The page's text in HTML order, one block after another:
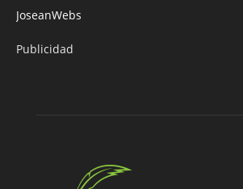
JoseanWebs
Publicidad